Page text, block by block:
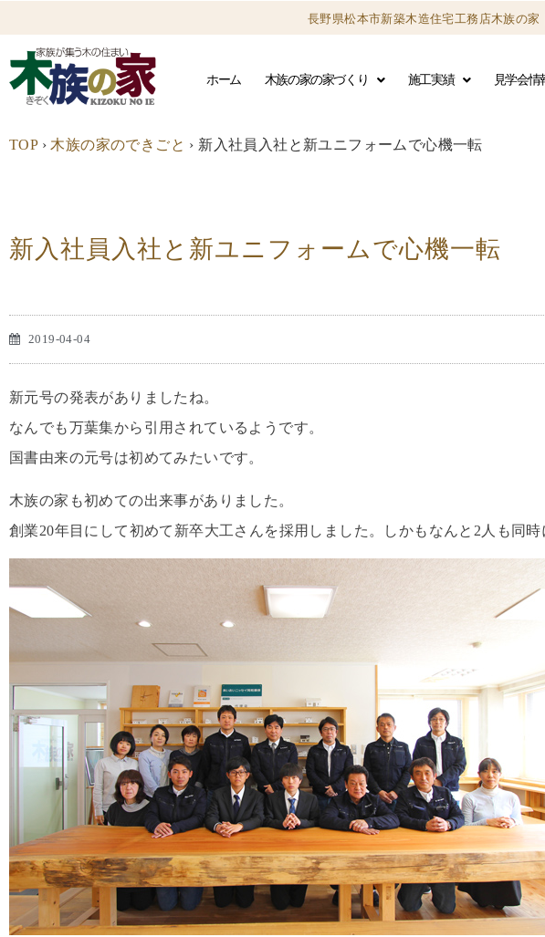
長野県松本市新築木造住宅工務店木族の家
ホーム 木族の家の家づくり 施工実績 見学会情
TOP › 木族の家のできごと › 新入社員入社と新ユニフォームで心機一転
新入社員入社と新ユニフォームで心機一転
2019-04-04
新元号の発表がありましたね。
なんでも万葉集から引用されているようです。
国書由来の元号は初めてみたいです。
木族の家も初めての出来事がありました。
創業20年目にして初めて新卒大工さんを採用しました。しかもなんと2人も同時